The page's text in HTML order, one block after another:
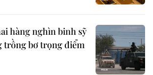
hàng nghìn binh sỹ
trồng bơ trọng điểm